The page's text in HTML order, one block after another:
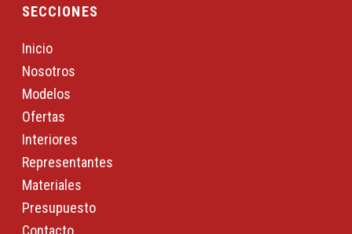
SECCIONES
Inicio
Nosotros
Modelos
Ofertas
Interiores
Representantes
Materiales
Presupuesto
Contacto